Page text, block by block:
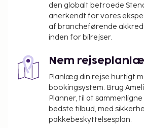
den globalt betroede
anerkendt for vores
af brancheførende
inden for bilrejser.
Nem
Planlæg din rejse hurtigt
bookingsystem. Brug
Planner, til at
bedste tilbud, med
pakkebeskyttelsesplan.